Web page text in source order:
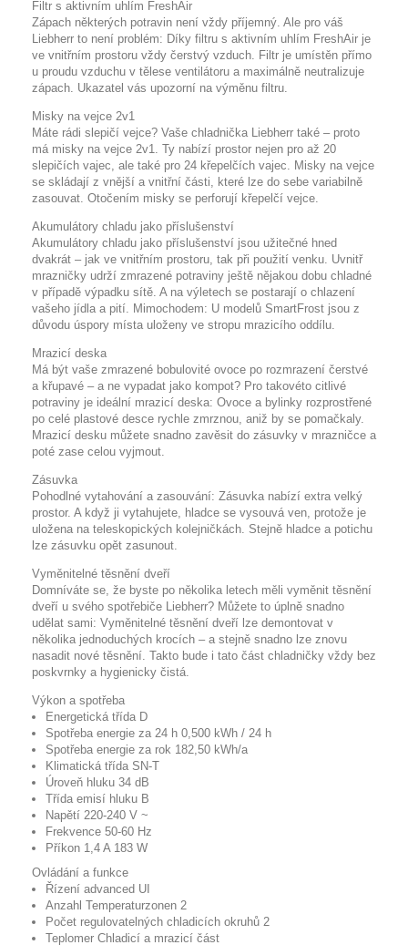
Filtr s aktivním uhlím FreshAir
Zápach některých potravin není vždy příjemný. Ale pro váš
Liebherr to není problém: Díky filtru s aktivním uhlím FreshAir je
ve vnitřním prostoru vždy čerstvý vzduch. Filtr je umístěn přímo
u proudu vzduchu v tělese ventilátoru a maximálně neutralizuje
zápach. Ukazatel vás upozorní na výměnu filtru.
Misky na vejce 2v1
Máte rádi slepičí vejce? Vaše chladnička Liebherr také – proto
má misky na vejce 2v1. Ty nabízí prostor nejen pro až 20
slepičích vajec, ale také pro 24 křepelčích vajec. Misky na vejce
se skládají z vnější a vnitřní části, které lze do sebe variabilně
zasouvat. Otočením misky se perforují křepelčí vejce.
Akumulátory chladu jako příslušenství
Akumulátory chladu jako příslušenství jsou užitečné hned
dvakrát – jak ve vnitřním prostoru, tak při použití venku. Uvnitř
mrazničky udrží zmrazené potraviny ještě nějakou dobu chladné
v případě výpadku sítě. A na výletech se postarají o chlazení
vašeho jídla a pití. Mimochodem: U modelů SmartFrost jsou z
důvodu úspory místa uloženy ve stropu mrazicího oddílu.
Mrazicí deska
Má být vaše zmrazené bobulovité ovoce po rozmrazení čerstvé
a křupavé – a ne vypadat jako kompot? Pro takovéto citlivé
potraviny je ideální mrazicí deska: Ovoce a bylinky rozprostřené
po celé plastové desce rychle zmrznou, aniž by se pomačkaly.
Mrazicí desku můžete snadno zavěsit do zásuvky v mrazničce a
poté zase celou vyjmout.
Zásuvka
Pohodlné vytahování a zasouvání: Zásuvka nabízí extra velký
prostor. A když ji vytahujete, hladce se vysouvá ven, protože je
uložena na teleskopických kolejničkách. Stejně hladce a potichu
lze zásuvku opět zasunout.
Vyměnitelné těsnění dveří
Domníváte se, že byste po několika letech měli vyměnit těsnění
dveří u svého spotřebiče Liebherr? Můžete to úplně snadno
udělat sami: Vyměnitelné těsnění dveří lze demontovat v
několika jednoduchých krocích – a stejně snadno lze znovu
nasadit nové těsnění. Takto bude i tato část chladničky vždy bez
poskvrnky a hygienicky čistá.
Výkon a spotřeba
Energetická třída D
Spotřeba energie za 24 h 0,500 kWh / 24 h
Spotřeba energie za rok 182,50 kWh/a
Klimatická třída SN-T
Úroveň hluku 34 dB
Třída emisí hluku B
Napětí 220-240 V ~
Frekvence 50-60 Hz
Příkon 1,4 A 183 W
Ovládání a funkce
Řízení advanced UI
Anzahl Temperaturzonen 2
Počet regulovatelných chladicích okruhů 2
Teplomer Chladicí a mrazicí část